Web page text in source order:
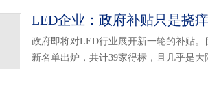
LED企业：政府补贴只是挠
政府即将对LED行业展开新一轮的补贴。
新名单出炉，共计39家得标，且几乎是大